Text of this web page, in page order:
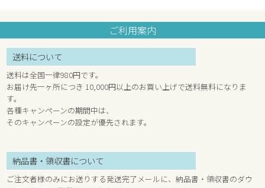
ご利用案内
送料について
送料は全国一律980円です。
お届け先一ヶ所につき 10,000円以上のお買い上げで送料無料になりま
す。
各種キャンペーンの期間中は、
そのキャンペーンの設定が優先されます。
納品書・領収書について
ご注文者様のみにお送りする発送完了メールに、納品書・領収書のダウ